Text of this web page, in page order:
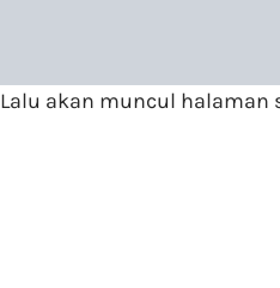
Lalu akan muncul halaman